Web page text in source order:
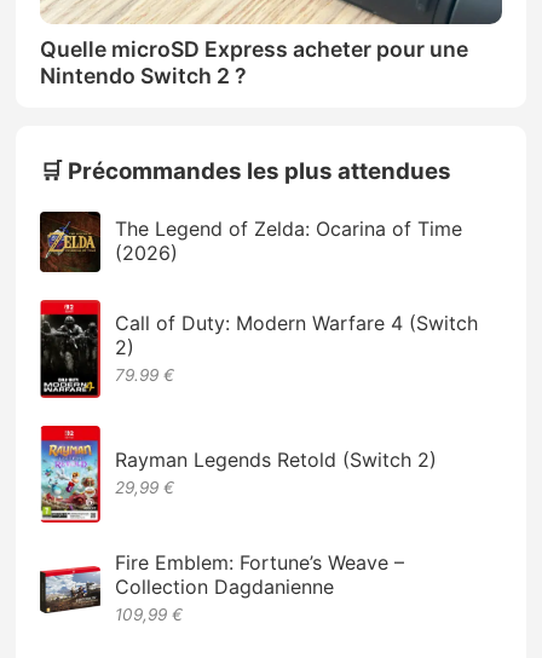
Quelle microSD Express acheter pour une
Nintendo Switch 2 ?
🛒 Précommandes les plus attendues
The Legend of Zelda: Ocarina of Time
(2026)
Call of Duty: Modern Warfare 4 (Switch
2)
79.99 €
Rayman Legends Retold (Switch 2)
29,99 €
Fire Emblem: Fortune’s Weave –
Collection Dagdanienne
109,99 €